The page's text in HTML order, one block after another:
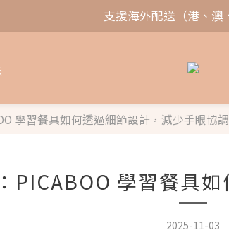
支援海外配送（港、澳
學習餐具如何透過細節設計，減少手眼協
PICABOO 學習餐具
2025-11-03